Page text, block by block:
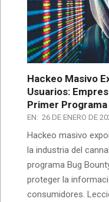
Hackeo Masivo
Usuarios:
Primer
EN: 26 DE ENERO DE
Hackeo masivo
la industria del
programa Bug
proteger la
consumidores.